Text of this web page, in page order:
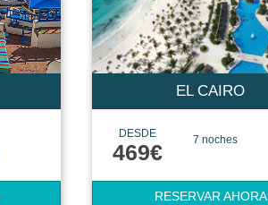
EL CAIRO
DESDE
469€ 7 noches
RESERVAR AHORA